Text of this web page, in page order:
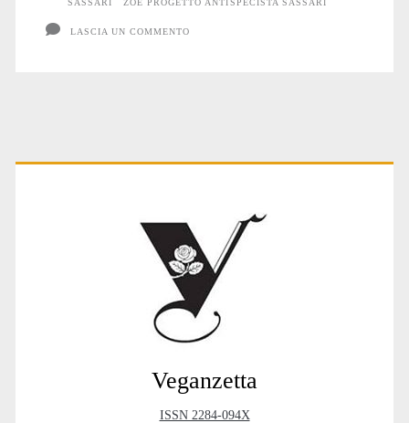
LASCIA UN COMMENTO
Primary
Veganzetta
ISSN 2284-094X